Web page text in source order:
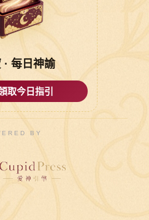
· 每日神諭
取今日指引
BY